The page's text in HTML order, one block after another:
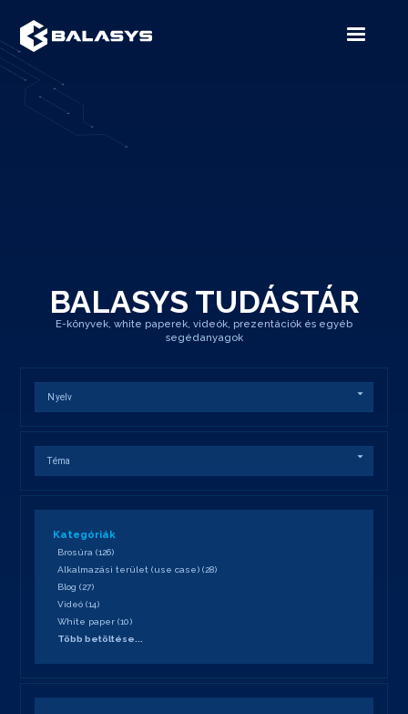
BALASYS TUDÁSTÁR
E-könyvek, white paperek, videók, prezentációk és egyéb
segédanyagok
Nyelv
Téma
Kategóriák
Brosúra (126)
Alkalmazási terület (use case) (28)
Blog (27)
Videó (14)
White paper (10)
Több betöltése...